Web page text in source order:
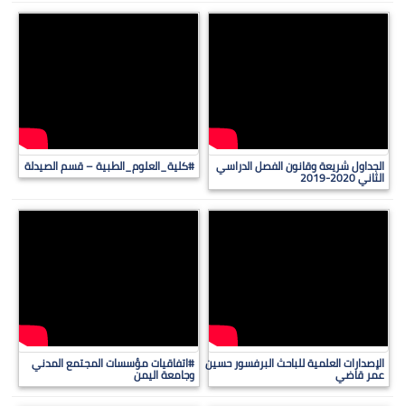
الجداول شريعة وقانون الفصل الدراسي
الثاني 2020-2019
#كلية_العلوم_الطبية – قسم الصيدلة
الإصدارات العلمية للباحث البرفسور حسين
عمر قاضي
#اتفاقيات مؤسسات المجتمع المدني
وجامعة اليمن